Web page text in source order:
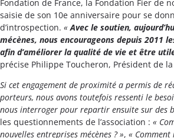
Fondation de France, la Fondation Fier de
saisie de son 10e anniversaire pour se
d’introspection. « Avec le soutien,
mécènes, nous encourageons depuis 2011
afin d’améliorer la qualité de vie et être
précise Philippe Toucheron, Président de
Si cet engagement de proximité a permis de
porteurs, nous avons toutefois ressenti le
nous interroger pour repartir ensuite sur des
les questionnements de l’association : «
nouvelles entreprises mécènes ? », « Comment